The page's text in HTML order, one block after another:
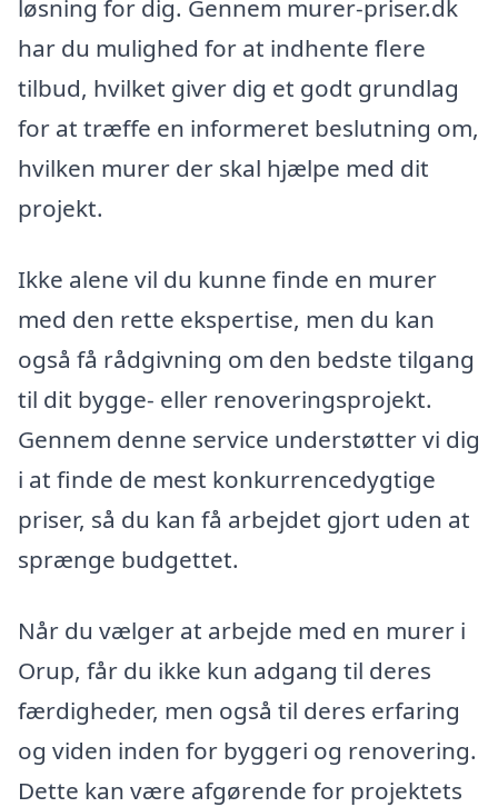
løsning for dig. Gennem murer-priser.dk
har du mulighed for at indhente flere
tilbud, hvilket giver dig et godt grundlag
for at træffe en informeret beslutning om,
hvilken murer der skal hjælpe med dit
projekt.
Ikke alene vil du kunne finde en murer
med den rette ekspertise, men du kan
også få rådgivning om den bedste tilgang
til dit bygge- eller renoveringsprojekt.
Gennem denne service understøtter vi dig
i at finde de mest konkurrencedygtige
priser, så du kan få arbejdet gjort uden at
sprænge budgettet.
Når du vælger at arbejde med en murer i
Orup, får du ikke kun adgang til deres
færdigheder, men også til deres erfaring
og viden inden for byggeri og renovering.
Dette kan være afgørende for projektets